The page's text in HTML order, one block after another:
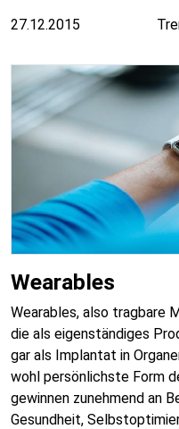
27.12.2015
Wearables
Wearables, also tragbare
die als eigenständiges
gar als Implantat in
wohl persönlichste Form
gewinnen zunehmend an
Gesundheit,